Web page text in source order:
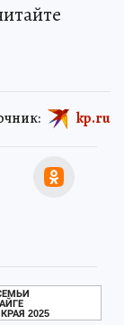
kp.ru
2025